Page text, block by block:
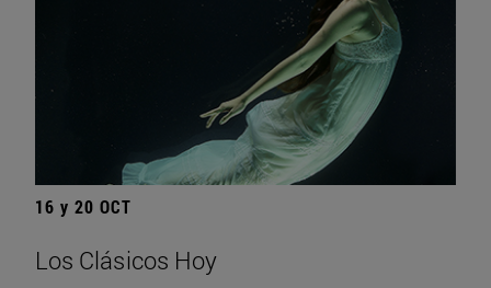
16 y 20 OCT
Los Clásicos Hoy